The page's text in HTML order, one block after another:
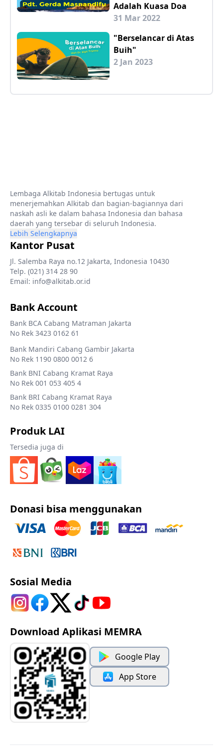
Adalah Kuasa Doa
31 Mar 2022
"Berselancar di Atas
Buih"
2 Jan 2023
Lembaga Alkitab Indonesia bertugas untuk
menerjemahkan Alkitab dan bagian-bagiannya dari
naskah asli ke dalam bahasa Indonesia dan bahasa
daerah yang tersebar di seluruh Indonesia.
Lebih Selengkapnya
Kantor Pusat
Jl. Salemba Raya no.12 Jakarta, Indonesia 10430
Telp. (021) 314 28 90
Email: info@alkitab.or.id
Bank Account
Bank BCA Cabang Matraman Jakarta
No Rek 3423 0162 61
Bank Mandiri Cabang Gambir Jakarta
No Rek 1190 0800 0012 6
Bank BNI Cabang Kramat Raya
No Rek 001 053 405 4
Bank BRI Cabang Kramat Raya
No Rek 0335 0100 0281 304
Produk LAI
Tersedia juga di
Donasi bisa menggunakan
Sosial Media
Download Aplikasi MEMRA
Google Play
App Store